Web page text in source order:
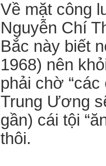
Về mặt công
Nguyễn Chí
Bắc này biết
1968) nên
phải chờ “các
Trung Ương
gần) cái tội
thôi.